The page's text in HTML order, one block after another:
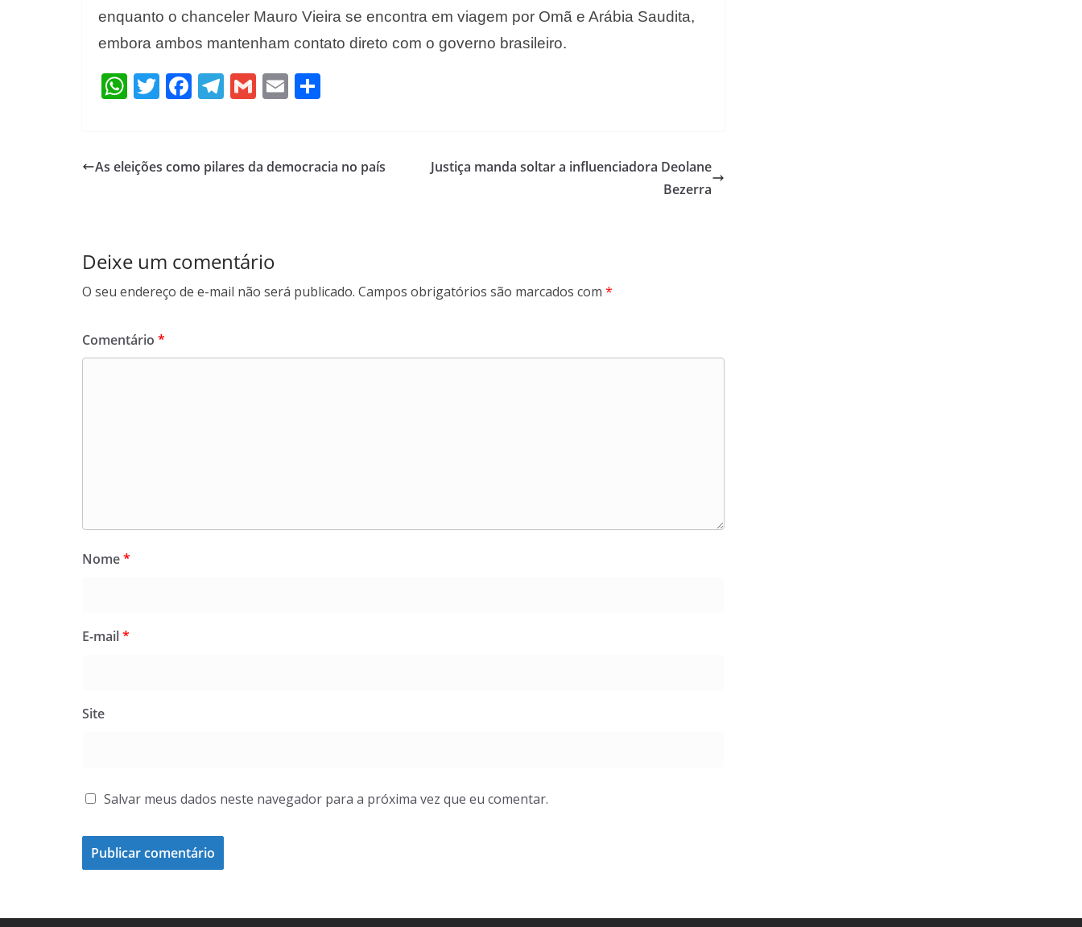
enquanto o chanceler Mauro Vieira se encontra em viagem por Omã e Arábia Saudita,
embora ambos mantenham contato direto com o governo brasileiro.
W
s
T
er
F
b
T
gr
G
l
E
l e
As eleições como pilares da democracia no país
Justiça manda soltar a influenciadora Deolane
Bezerra
Deixe um comentário
O seu endereço de e-mail não será publicado. Campos obrigatórios são marcados com *
Comentário *
Nome*
E-mail*
Site
Salvar meus dados neste navegador para a próxima vez que eu comentar.